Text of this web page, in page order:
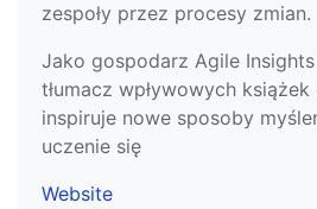
zespoły przez procesy zmian.
Jako gospodarz Agile
tłumacz wpływowych
inspiruje nowe sposoby
uczenie się
Website